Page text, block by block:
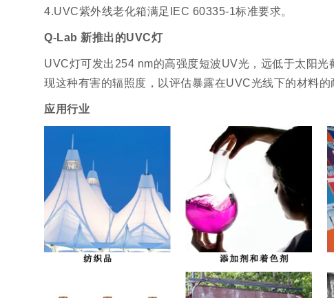
4.UVC紫外线老化箱满足IEC 60335-1标准要求。
Q-Lab 新推出的UVC灯
UVC灯可发出254 nm的高强度短波UV光，远低于太阳
现这种有害的辐照度，以评估暴露在UVC光线下的材料的
应用行业